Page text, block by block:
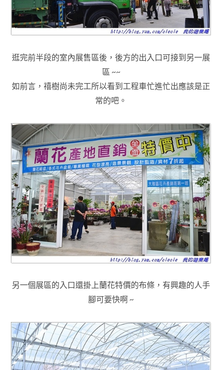
逛完前半段的室內展售區後 ， 後方的出入口可接到另一展
區 ~~
如前言 ，禧樹尚未完工所以看到工程車忙進忙出應該是正
常的吧 。
另一個展區的入口還掛上蘭花特價的布條，有興趣的人手
腳可要快啊 ~